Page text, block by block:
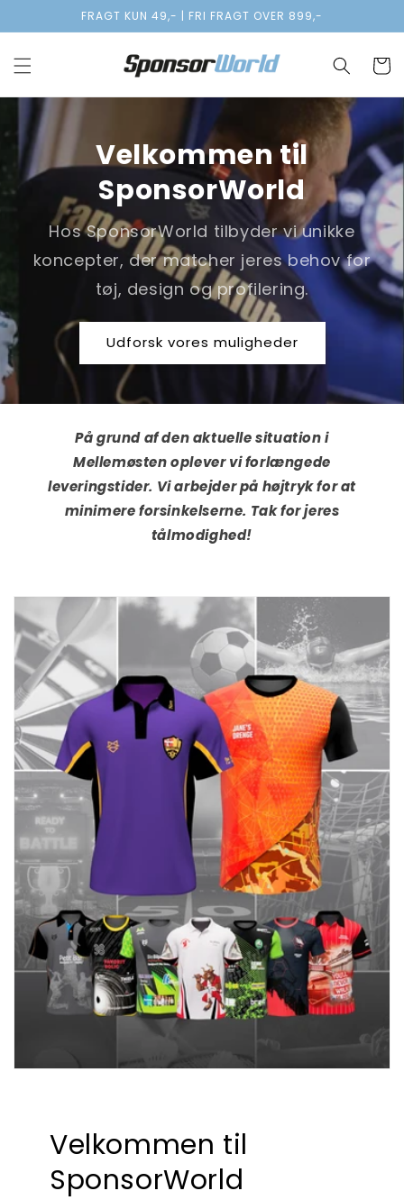
indhold
FRAGT KUN 49,- | FRI FRAGT OVER 899,-
Velkommen til
SponsorWorld
Hos SponsorWorld tilbyder vi unikke
koncepter, der matcher jeres behov for
tøj, design og profilering.
Udforsk vores muligheder
På grund af den aktuelle situation i
Mellemøsten oplever vi forlængede
leveringstider. Vi arbejder på højtryk for at
minimere forsinkelserne. Tak for jeres
tålmodighed!
Velkommen til
SponsorWorld